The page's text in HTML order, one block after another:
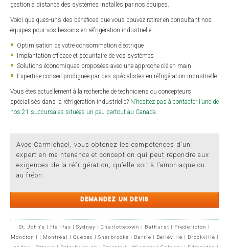
gestion à distance des systèmes installés par nos équipes.
Voici quelques-uns des bénéfices que vous pouvez retirer en consultant nos
équipes pour vos besoins en réfrigération industrielle :
Optimisation de votre consommation électrique
Implantation efficace et sécuritaire de vos systèmes
Solutions économiques proposées avec une approche clé en main
Expertise-conseil prodiguée par des spécialistes en réfrigération industrielle
Vous êtes actuellement à la recherche de techniciens ou concepteurs
spécialisés dans la réfrigération industrielle? N’hésitez pas à contacter l’une de
nos 21 succursales situées un peu partout au Canada
Avec Carmichael, vous obtenez les compétences d’un
expert en maintenance et conception qui peut répondre aux
exigences de la réfrigération, qu’elle soit à l’amoniaque ou
au fréon.
DEMANDEZ UN DEVIS
St. John's | Halifax | Sydney | Charlottetown | Bathurst | Fredericton |
Moncton | | Montréal | Québec | Sherbrooke | Barrie | Belleville | Brockville |